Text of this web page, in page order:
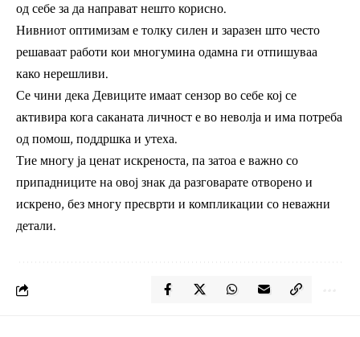
од себе за да направат нешто корисно.
Нивниот оптимизам е толку силен и заразен што често
решаваат работи кои многумина одамна ги отпишуваа
како нерешливи.
Се чини дека Девиците имаат сензор во себе кој се
активира кога саканата личност е во неволја и има потреба
од помош, поддршка и утеха.
Тие многу ја ценат искреноста, па затоа е важно со
припадниците на овој знак да разговарате отворено и
искрено, без многу пресврти и компликации со неважни
детали.